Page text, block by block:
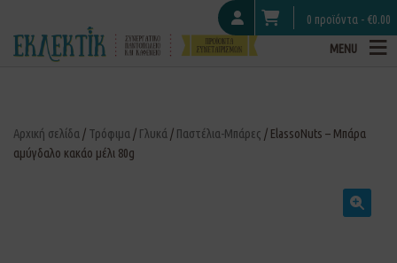
0 προϊόντα - €0.00
MENU
Αρχική σελίδα / Τρόφιμα / Γλυκά / Παστέλια-Μπάρες / ElassoNuts – Μπάρα
αμύγδαλο κακάο μέλι 80g